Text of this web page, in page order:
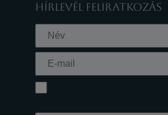
HÍRLEVÉL FELIRATKOZÁS